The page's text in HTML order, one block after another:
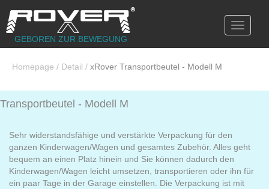
Toggle
GEBOREN ZUR BEWEGUNG
Homepage / Detail / xRover Transportbeutel - Modell M
Transportbeutel - Modell M
Sehr widerstandsfähige und verstärkte Verpackung für den
ganzen Kinderwagen/Wagen und gesamtes Zubehör. Alles geht
bequem an einen Platz hinein und Sie können dadurch den
Kinderwagen/Wagen leicht umsetzen, transportieren oder ihn für
ein paar Tage in der Garage einstellen. Die Verpackung ist mit